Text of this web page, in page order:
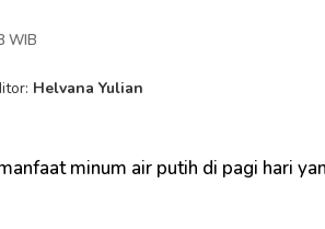
WIB
Helvana Yulian
minum air putih di pagi hari